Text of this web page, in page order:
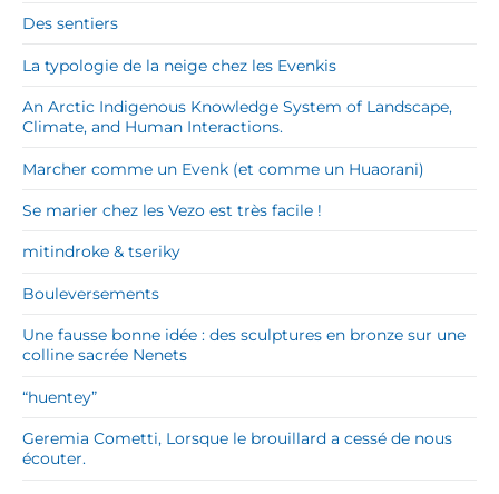
Des sentiers
La typologie de la neige chez les Evenkis
An Arctic Indigenous Knowledge System of Landscape,
Climate, and Human Interactions.
Marcher comme un Evenk (et comme un Huaorani)
Se marier chez les Vezo est très facile !
mitindroke & tseriky
Bouleversements
Une fausse bonne idée : des sculptures en bronze sur une
colline sacrée Nenets
“huentey”
Geremia Cometti, Lorsque le brouillard a cessé de nous
écouter.